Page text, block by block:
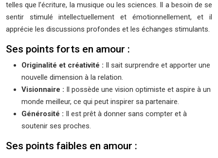
telles que l’écriture, la musique ou les sciences. Il a besoin de se
sentir stimulé intellectuellement et émotionnellement, et il
apprécie les discussions profondes et les échanges stimulants.
Ses points forts en amour :
Originalité et créativité : Il sait surprendre et apporter une
nouvelle dimension à la relation.
Visionnaire : Il possède une vision optimiste et aspire à un
monde meilleur, ce qui peut inspirer sa partenaire.
Générosité : Il est prêt à donner sans compter et à
soutenir ses proches.
Ses points faibles en amour :